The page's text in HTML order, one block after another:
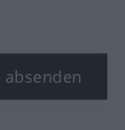
absenden